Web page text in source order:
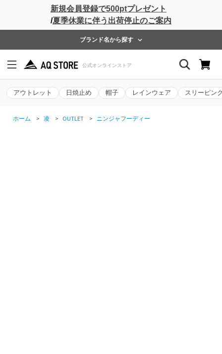
新規会員登録で500ptプレゼント
/夏季休業に伴う出荷停止のご案内
ブランド名から探す
アウトレット 日焼止め 帽子 レインウェア スリーピン
ホーム > 凌 > OUTLET > ニンジャフーディー